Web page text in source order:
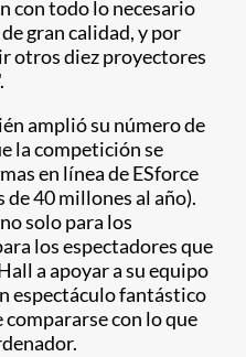
con todo lo necesario
gran calidad, y por
otros diez proyectores
amplió su número de
la competición se
en línea de ESforce
de 40 millones al año).
solo para los
los espectadores que
a apoyar a su equipo
espectáculo fantástico
compararse con lo que